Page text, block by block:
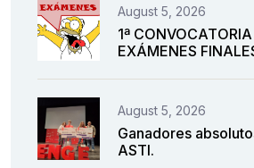
August 5, 2026
1ª CONVOCATORIA
EXÁMENES
August 5, 2026
Ganadores
ASTI.